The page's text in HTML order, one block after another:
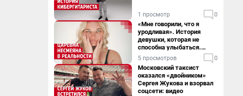
1 просмотр 0
«Мне говорили, что я
уродливая». История
девушки, которая не
способна улыбаться.
Видео
5 просмотров 0
Московский таксист
оказался «двойником»
Сергея Жукова и взорвал
соцсети: видео